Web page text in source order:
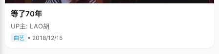
等了70年
UP主: LAO胡
曲艺 • 2018/12/15